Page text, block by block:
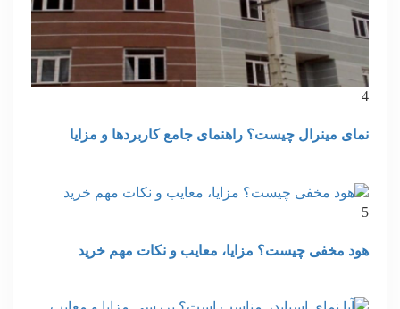
4
نمای مینرال چیست؟ راهنمای جامع کاربردها و مزایا
5
هود مخفی چیست؟ مزایا، معایب و نکات مهم خرید